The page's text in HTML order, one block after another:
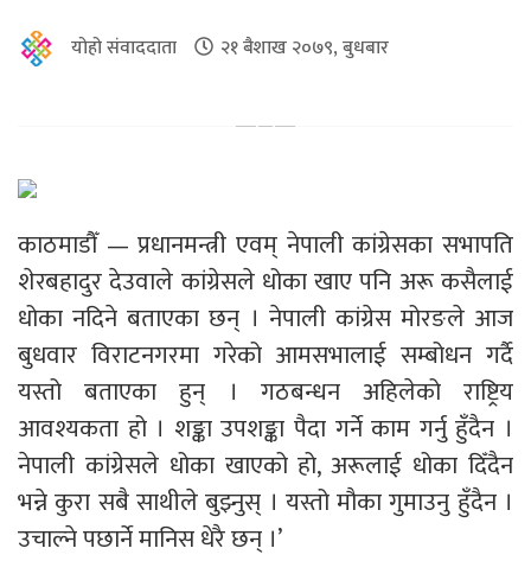
योहो संवाददाता २१ बैशाख २०७९, बुधबार
काठमाडौँ — प्रधानमन्त्री एवम् नेपाली कांग्रेसका सभापति
शेरबहादुर देउवाले कांग्रेसले धोका खाए पनि अरू कसैलाई
धोका नदिने बताएका छन् । नेपाली कांग्रेस मोरङले आज
बुधवार विराटनगरमा गरेको आमसभालाई सम्बोधन गर्दै
यस्तो बताएका हुन् । गठबन्धन अहिलेको राष्ट्रिय
आवश्यकता हो । शङ्का उपशङ्का पैदा गर्ने काम गर्नु हुँदैन ।
नेपाली कांग्रेसले धोका खाएको हो, अरूलाई धोका दिँदैन
भन्ने कुरा सबै साथीले बुझ्नुस् । यस्तो मौका गुमाउनु हुँदैन ।
उचाल्ने पछार्ने मानिस धेरै छन् ।’